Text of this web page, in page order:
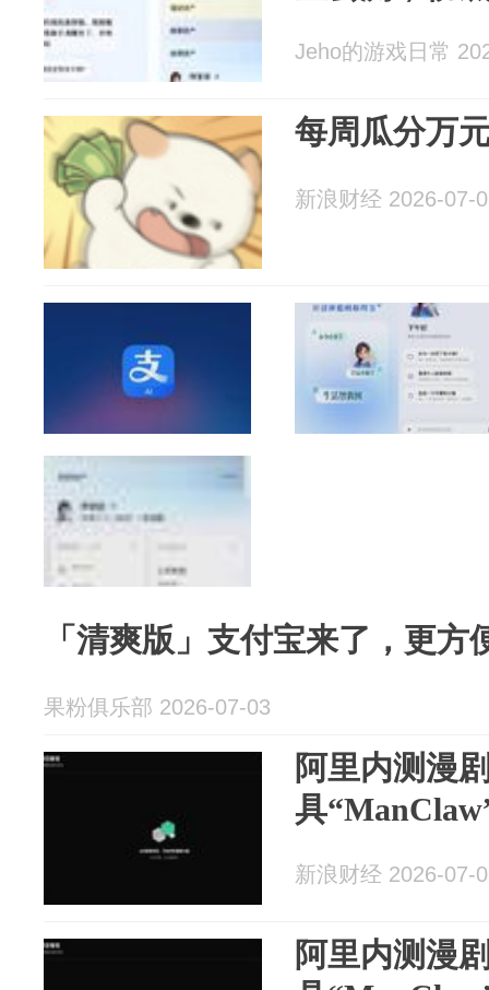
Jeho的游戏日常
每周瓜分万
新浪财经 2026-07-
「清爽版」支付宝来了，更方
果粉俱乐部 2026-07-03
阿里内测漫
具
新浪财经 2026-07-
阿里内测漫